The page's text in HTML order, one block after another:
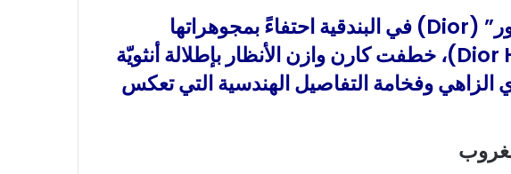
في أمسية ساحرة أقامتها “ديور” (Dior) في البندقية احتفاءً بمجوهراتها
الفاخرة (Dior Haute Joaillerie)، خطفت كارن وازن الأنظار بإطلالة أنثويّة
الزاهي وفخامة التفاصيل الهندسية التي تعكس